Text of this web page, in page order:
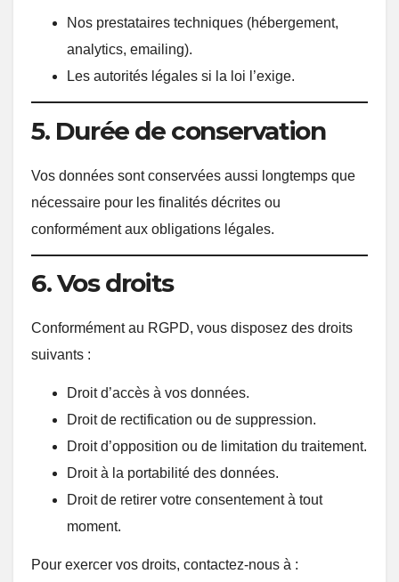
Nos prestataires techniques (hébergement,
analytics, emailing).
Les autorités légales si la loi l’exige.
5. Durée de conservation
Vos données sont conservées aussi longtemps que
nécessaire pour les finalités décrites ou
conformément aux obligations légales.
6. Vos droits
Conformément au RGPD, vous disposez des droits
suivants :
Droit d’accès à vos données.
Droit de rectification ou de suppression.
Droit d’opposition ou de limitation du traitement.
Droit à la portabilité des données.
Droit de retirer votre consentement à tout
moment.
Pour exercer vos droits, contactez-nous à :